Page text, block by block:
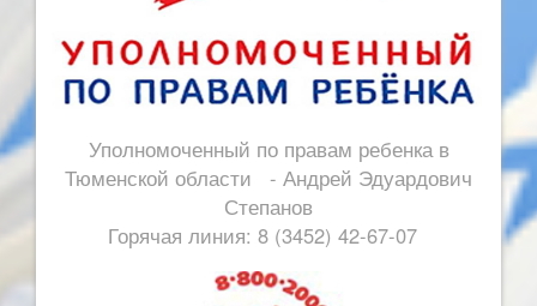
Уполномоченный по правам ребенка в
Тюменской области - Андрей Эдуардович
Степанов
Горячая линия: 8 (3452) 42-67-07